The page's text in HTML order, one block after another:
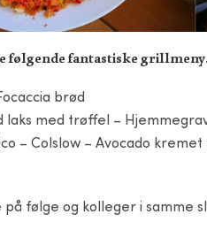
følgende fantastiske
brød
laks med trøffel –
– Colslow – Avocado
følge og kolleger i samme